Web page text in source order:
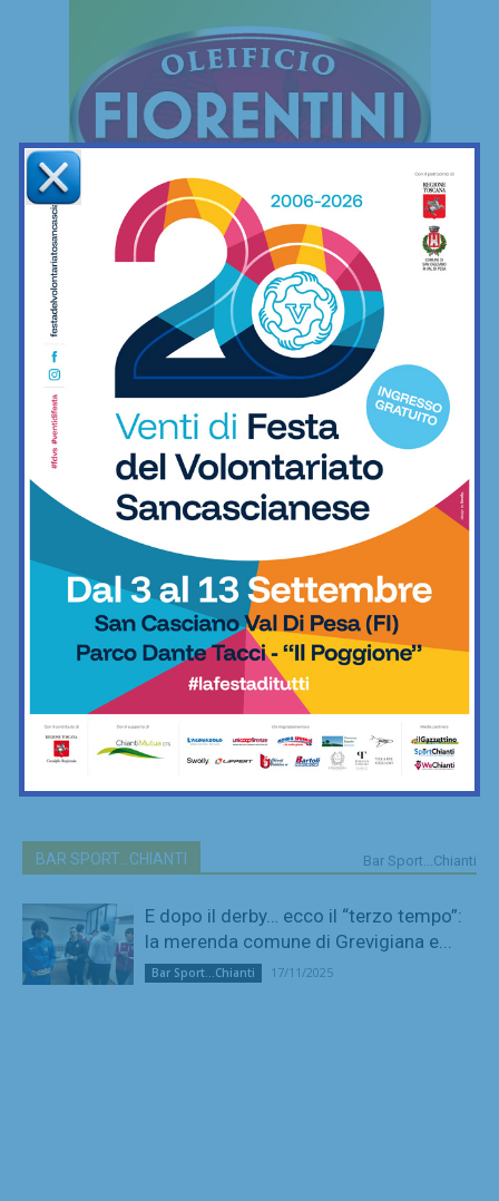
Le mie camminate mettendo ai piedi… il
minimo indispensabile
Freestyle 06/12/2022
BAR SPORT...CHIANTI Bar Sport...Chianti
E dopo il derby… ecco il “terzo tempo”:
la merenda comune di Grevigiana e...
Bar Sport...Chianti 17/11/2025